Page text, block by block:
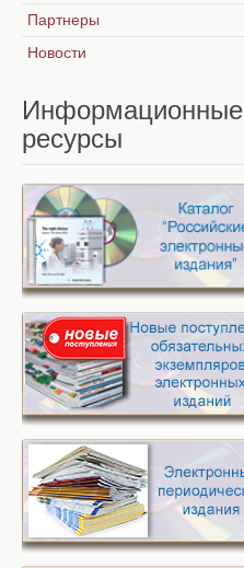
Партнеры
Новости
Информационные
ресурсы